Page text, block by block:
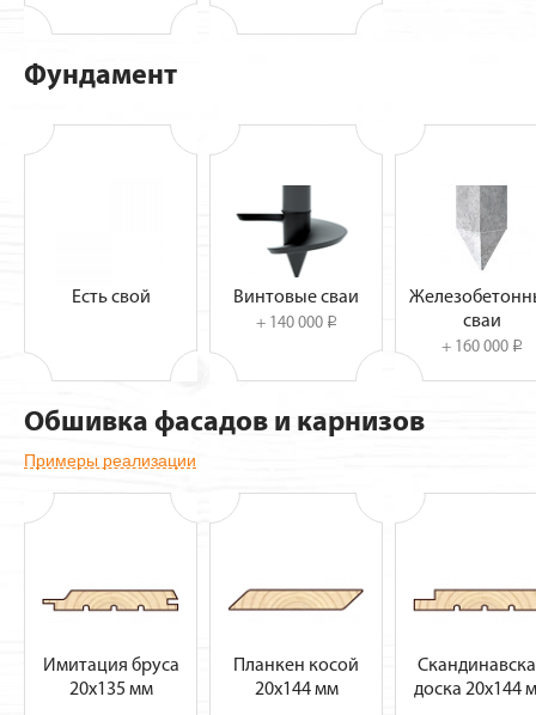
Фундамент
Есть свой Винтовые сваи
+ 140 000 i
сваи
+ 160 000 i
Обшивка фасадов и карнизов
Примеры реализации
Имитация бруса
20х135 мм
Планкен косой
20х144 мм
доска 20х144